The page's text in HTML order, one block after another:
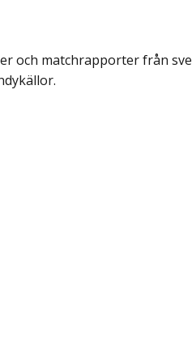
och matchrapporter från